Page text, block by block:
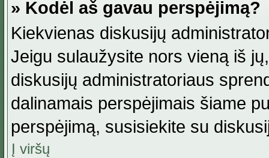
» Kodėl aš gavau perspėjimą?
Kiekvienas diskusijų
Jeigu sulaužysite nors vieną iš
diskusijų administratoriaus
dalinamais perspėjimais šiame
perspėjimą, susisiekite su
Į viršų